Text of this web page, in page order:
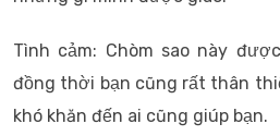
Tình cảm: Chòm sao này
đồng thời bạn cũng rất thân
khó khăn đến ai cũng giúp bạn.